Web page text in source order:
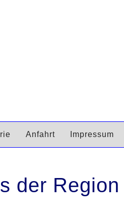
Anfahrt Impressum
der Region